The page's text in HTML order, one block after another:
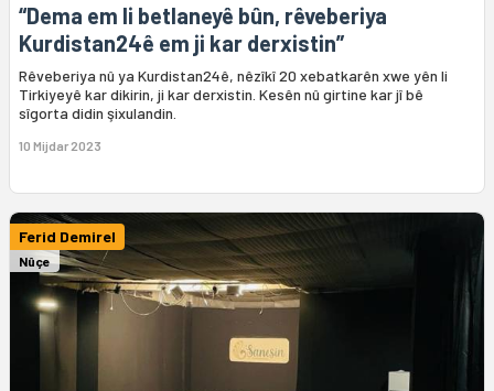
“Dema em li betlaneyê bûn, rêveberiya
Kurdistan24ê em ji kar derxistin”
Rêveberiya nû ya Kurdistan24ê, nêzîkî 20 xebatkarên xwe yên li
Tirkiyeyê kar dikirin, ji kar derxistin. Kesên nû girtine kar jî bê
sîgorta didin şixulandin.
10 Mijdar 2023
Ferid Demirel
Nûçe